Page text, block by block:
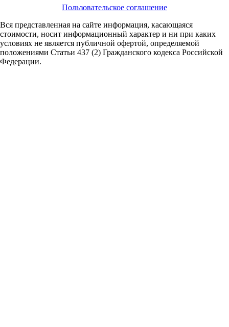
Пользовательское соглашение
Вся представленная на сайте информация, касающаяся
стоимости, носит информационный характер и ни при каких
условиях не является публичной офертой, определяемой
положениями Статьи 437 (2) Гражданского кодекса Российской
Федерации.